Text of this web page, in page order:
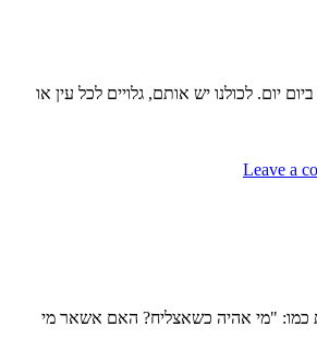
יום. לכולנו יש אותם, גלויים לכל עין או
Leave a
כמו: "מי אהיה כשאצליח? האם אשאר מי